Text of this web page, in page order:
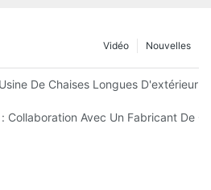
Nouvelles
Vidéo
De Chaises Longues D'extérieur
Collaboration Avec Un Fabricant De